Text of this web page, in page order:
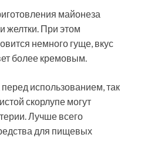
майонеза
желтки. При этом
немного гуще, вкус
более кремовым.
использованием, так
скорлупе могут
Лучше всего
для пищевых